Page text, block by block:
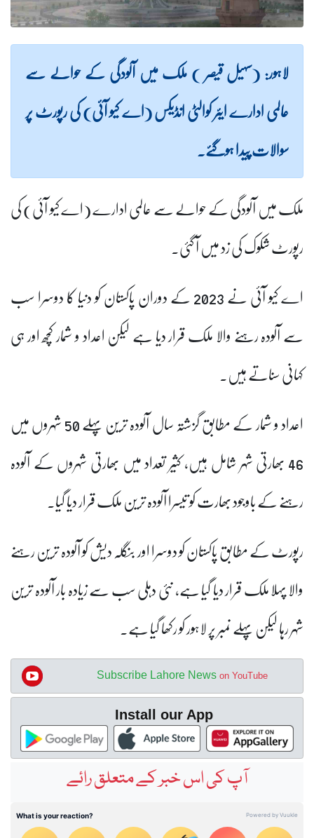
لاہور: (سہیل قیصر ) ملک میں آلودگی کے حوالے سے
عالمی ادارے ایئر کوالٹی انڈیکس (اے کیو آئی) کی رپورٹ پر
سوالات پیدا ہوگئے۔
ملک میں آلودگی کے حوالے سے عالمی ادارے (اے کیو آئی) کی
رپورٹ شکوک کی زد میں آ گئی۔
اے کیو آئی نے 2023 کے دوران پاکستان کو دنیا کا دوسرا سب
سے آلودہ رہنے والا ملک قرار دیا ہے لیکن اعداد و شمار کچھ اور ہی
کہانی سناتے ہیں۔
اعداد و شمار کے مطابق گزشتہ سال آلودہ ترین پہلے 50 شہروں میں
46 بھارتی شہر شامل ہیں، کثیر تعداد میں بھارتی شہروں کے آلودہ
رہنے کے باوجود بھارت کو تیسرا آلودہ ترین ملک قرار دیا گیا۔
رپورٹ کے مطابق پاکستان کو دوسرا اور بنگلہ دیش کو آلودہ ترین رہنے
والا پہلا ملک قرار دیا گیا ہے، نئی دہلی سب سے زیادہ بار آلودہ ترین
شہر رہا لیکن پہلے نمبر پر لاہور کو رکھا گیا ہے۔
Subscribe Lahore News on YouTube
Install our App
آپ کی اس خبر کے متعلق رائے